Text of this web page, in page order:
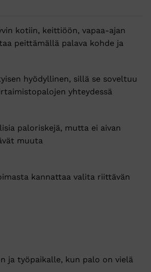
kotiin, keittiöön, vapaa-ajan
peittämällä palava kohde ja
hyödyllinen, sillä se soveltuu
yhteydessä
paloriskejä, mutta ei aivan
muuta
kannattaa valita riittävän
ja työpaikalle, kun palo on vielä